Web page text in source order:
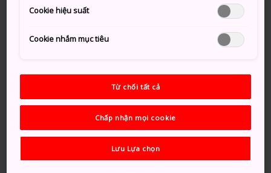
Thông tin nhanh
Cookie hiệu suất
Cookie nhắm mục tiêu
Từ chối tất cả
Chấp nhận mọi cookie
Lưu Lựa chọn